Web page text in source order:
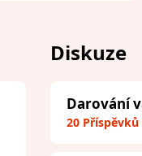
Diskuze
Darování
20 Příspěvků